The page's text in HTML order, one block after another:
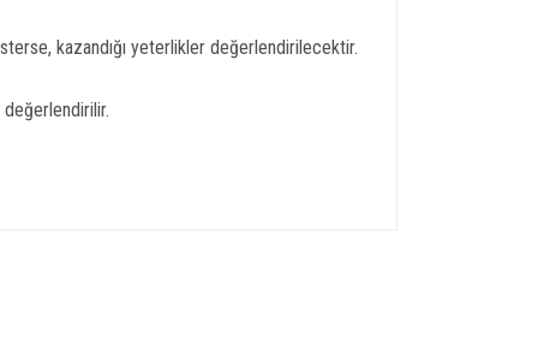
kazandığı yeterlikler değerlendirilecektir.